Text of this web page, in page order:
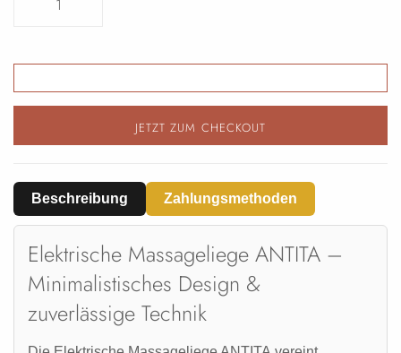
JETZT ZUM CHECKOUT
Beschreibung Zahlungsmethoden
Elektrische Massageliege ANTITA –
Minimalistisches Design &
zuverlässige Technik